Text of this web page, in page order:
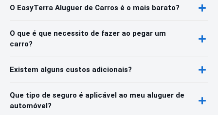
O EasyTerra Aluguer de Carros é o mais barato?
O que é que necessito de fazer ao pegar um
carro?
Existem alguns custos adicionais?
Que tipo de seguro é aplicável ao meu aluguer de
automóvel?